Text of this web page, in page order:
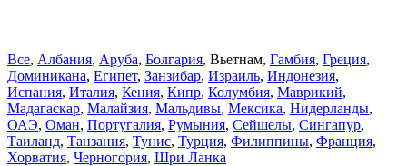
Все, Албания, Аруба, Болгария, Вьетнам, Гамбия, Греция,
Доминиканa, Египет, Занзибар, Израиль, Индонезия,
Испания, Италия, Кения, Кипр, Колумбия, Маврикий,
Мадагаскар, Малайзия, Мальдивы, Мексика, Нидерланды,
ОАЭ, Оман, Португалия, Румыния, Сейшелы, Сингапур,
Таиланд, Танзания, Тунис, Турция, Филиппины, Франция,
Хорватия, Черногория, Шри Ланка